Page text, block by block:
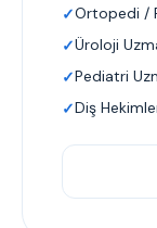
Ortopedi /
Üroloji
Pediatri
Diş